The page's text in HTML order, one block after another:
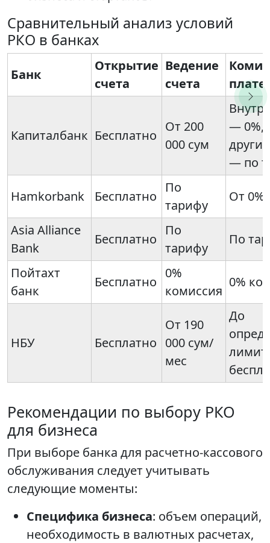
Сравнительный анализ условий
РКО в банках
Банк
Открытие
счета
Ведение
счета
Капиталбанк Бесплатно
От 200
000 сум
— 0%,
— по
Hamkorbank Бесплатно
По
тарифу
От 0%
Asia Alliance
Bank
Бесплатно
По
тарифу
По
Пойтахт
банк
Бесплатно
0%
комиссия
0%
НБУ Бесплатно
От 190
000 сум/
мес
До
Рекомендации по выбору РКО
для бизнеса
При выборе банка для расчетно-кассового
обслуживания следует учитывать
следующие моменты:
Специфика бизнеса: объем операций,
необходимость в валютных расчетах,